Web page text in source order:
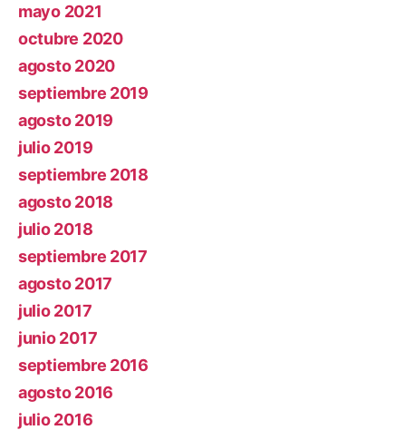
mayo 2021
octubre 2020
agosto 2020
septiembre 2019
agosto 2019
julio 2019
septiembre 2018
agosto 2018
julio 2018
septiembre 2017
agosto 2017
julio 2017
junio 2017
septiembre 2016
agosto 2016
julio 2016